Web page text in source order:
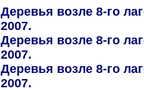
Деревья возле 8-го
2007.
Деревья возле 8-го
2007.
Деревья возле 8-го
2007.